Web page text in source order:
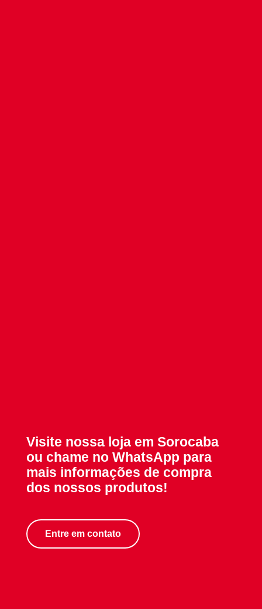
Visite nossa loja em Sorocaba
ou chame no WhatsApp para
mais informações de compra
dos nossos produtos!
Entre em contato